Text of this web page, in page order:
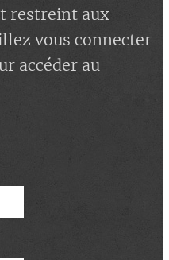
restreint aux
vous connecter
accéder au